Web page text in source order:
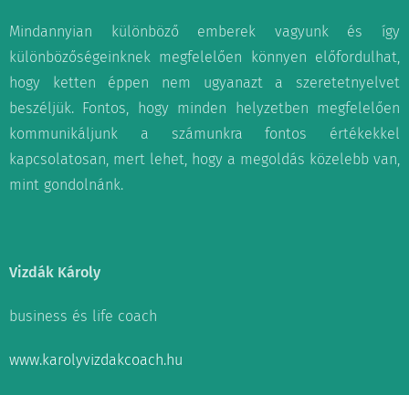
Mindannyian különböző emberek vagyunk és így
különbözőségeinknek megfelelően könnyen előfordulhat,
hogy ketten éppen nem ugyanazt a szeretetnyelvet
beszéljük. Fontos, hogy minden helyzetben megfelelően
kommunikáljunk a számunkra fontos értékekkel
kapcsolatosan, mert lehet, hogy a megoldás közelebb van,
mint gondolnánk.
Vizdák Károly
business és life coach
www.karolyvizdakcoach.hu